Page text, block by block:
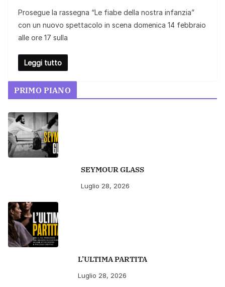
Prosegue la rassegna “Le fiabe della nostra infanzia”
con un nuovo spettacolo in scena domenica 14 febbraio
alle ore 17 sulla
Leggi tutto
PRIMO PIANO
SEYMOUR GLASS
Luglio 28, 2026
L’ULTIMA PARTITA
Luglio 28, 2026